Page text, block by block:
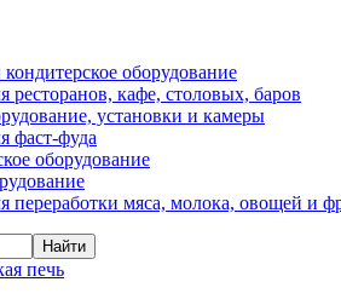
оборудование
ресторанов, кафе, столовых, баров
установки и камеры
фаст-фуда
оборудование
переработки мяса, молока, овощей и
печь